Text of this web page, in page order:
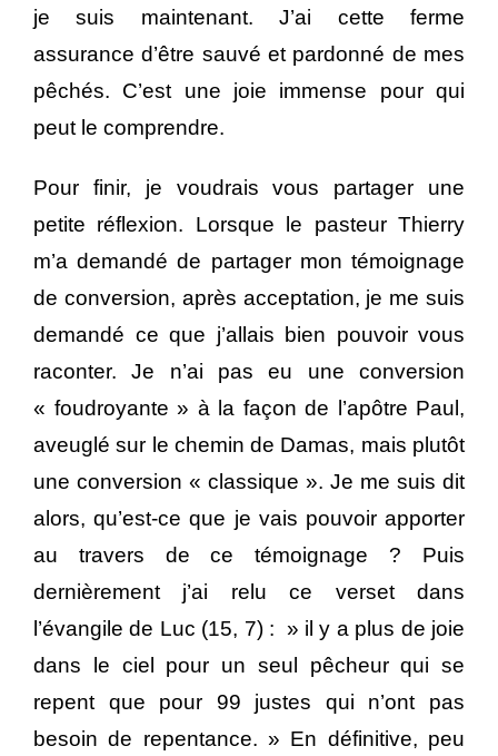
je suis maintenant. J’ai cette ferme
assurance d’être sauvé et pardonné de mes
pêchés. C’est une joie immense pour qui
peut le comprendre.
Pour finir, je voudrais vous partager une
petite réflexion. Lorsque le pasteur Thierry
m’a demandé de partager mon témoignage
de conversion, après acceptation, je me suis
demandé ce que j’allais bien pouvoir vous
raconter. Je n’ai pas eu une conversion
« foudroyante » à la façon de l’apôtre Paul,
aveuglé sur le chemin de Damas, mais plutôt
une conversion « classique ». Je me suis dit
alors, qu’est-ce que je vais pouvoir apporter
au travers de ce témoignage ? Puis
dernièrement j’ai relu ce verset dans
l’évangile de Luc (15, 7) : » il y a plus de joie
dans le ciel pour un seul pêcheur qui se
repent que pour 99 justes qui n’ont pas
besoin de repentance. » En définitive, peu